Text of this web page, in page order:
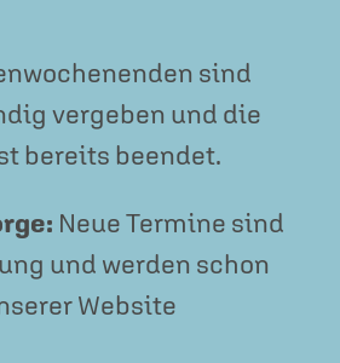
sind
vergeben und die
bereits beendet.
Neue Termine sind
und werden schon
Website